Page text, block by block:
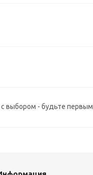
выбором - будьте